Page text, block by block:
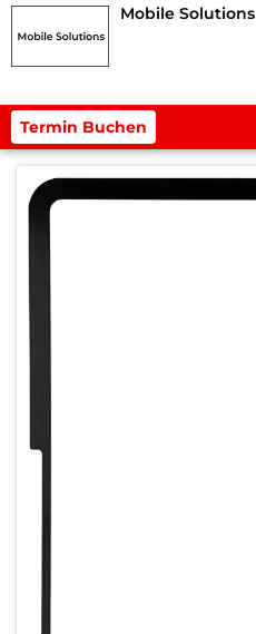
Mobile Solutions
Termin Buchen